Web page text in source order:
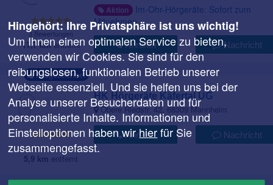
3 Bewertungen
17,7 kmentfernt
Aktion Im-Ohr-Hörgeräte: Sofort zum
Mitnehmen
Anrufen Nachricht
Ausgezeichnet
16 Bewertungen
5,9 km entfernt
HK Hörgeräte Käfertal UG
Obere Riedstr. 42, 68309 Mannheim
Anrufen Nachricht
Hingehört: Ihre Privatsphäre ist uns wichtig!
Um Ihnen einen optimalen Service zu bieten,
verwenden wir Cookies. Sie sind für den
reibungslosen, funktionalen Betrieb unserer
Webseite essenziell. Und sie helfen uns bei der
Analyse unserer Besucherdaten und für
personalisierte Inhalte. Informationen und
Einstelloptionen haben wirhierfür Sie
zusammengefasst.